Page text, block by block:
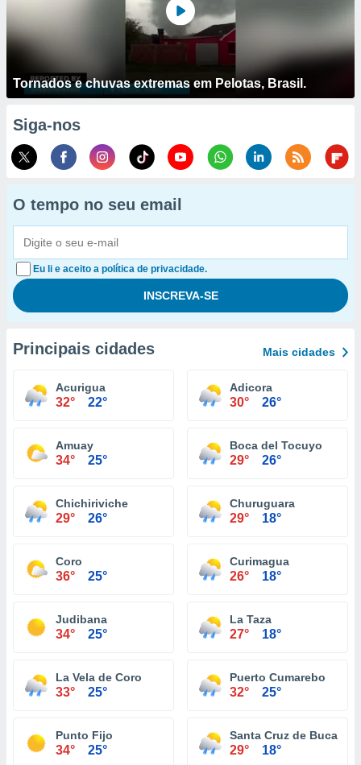
Tornados e chuvas extremas em Pelotas, Brasil.
Siga-nos
O tempo no seu email
Eu li e aceito a política de privacidade.
Principais cidades Mais cidades
Acurigua
32° 22°
Adicora
30° 26°
Amuay
34° 25°
Boca del Tocuyo
29° 26°
Chichiriviche
29° 26°
Churuguara
29° 18°
Coro
36° 25°
Curimagua
26° 18°
Judibana
34° 25°
La Taza
27° 18°
La Vela de Coro
33° 25°
Puerto Cumarebo
32° 25°
Punto Fijo
34° 25°
Santa Cruz de Bucaral
29° 18°